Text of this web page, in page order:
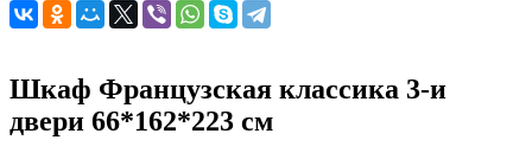
Шкаф Французская классика 3-и
двери 66*162*223 см